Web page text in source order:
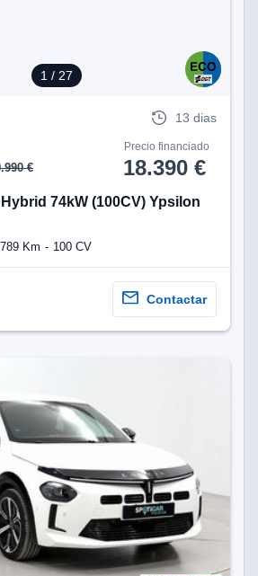
1 / 27
13 dias
€
Precio financiado
18.390 €
74kW (100CV) Ypsilon
Km 100 CV
Contactar